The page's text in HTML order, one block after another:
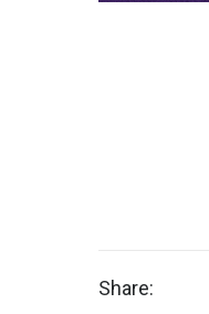
Share: